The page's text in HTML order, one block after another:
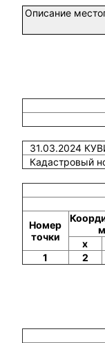
Описание
31.03.2024
Кадастровый
Номер
точки
м
x
1
2